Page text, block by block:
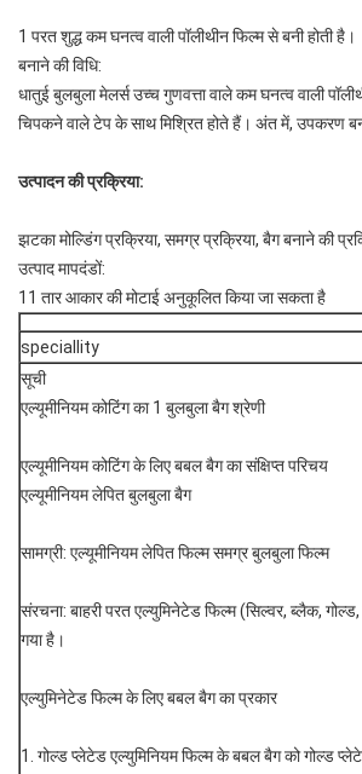
1 परत शुद्ध कम घनत्व वाली पॉलीथीन फिल्म से बनी होती है।
बनाने की विधि:
धातुई बुलबुला मेलर्स उच्च गुणवत्ता वाले कम घनत्व वाली
चिपकने वाले टेप के साथ मिश्रित होते हैं। अंत में, उपकरण
उत्पादन की प्रक्रिया:
झटका मोल्डिंग प्रक्रिया, समग्र प्रक्रिया, बैग बनाने की
उत्पाद मापदंडों:
11 तार आकार की मोटाई अनुकूलित किया जा सकता है
speciallity
सूची
एल्यूमीनियम कोटिंग का 1 बुलबुला बैग श्रेणी
एल्यूमीनियम कोटिंग के लिए बबल बैग का संक्षिप्त परिचय
एल्यूमीनियम लेपित बुलबुला बैग
सामग्री: एल्यूमीनियम लेपित फिल्म समग्र बुलबुला फिल्म
संरचना: बाहरी परत एल्युमिनेटेड फिल्म (सिल्वर, ब्लैक,
गया है।
एल्युमिनेटेड फिल्म के लिए बबल बैग का प्रकार
1. गोल्ड प्लेटेड एल्युमिनियम फिल्म के बबल बैग को गोल्ड